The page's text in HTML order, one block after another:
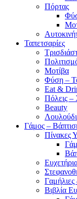
Πόρτας
Ταπετσαρίες
Μοτίβα
Φύση –
Eat &
Πόλεις –
Beauty
Γάμος –
Πίνακες
Γαμήλιες
Βιβλία